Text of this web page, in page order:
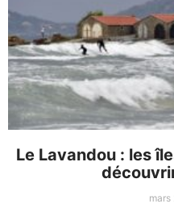
Le Lavandou : les
mars